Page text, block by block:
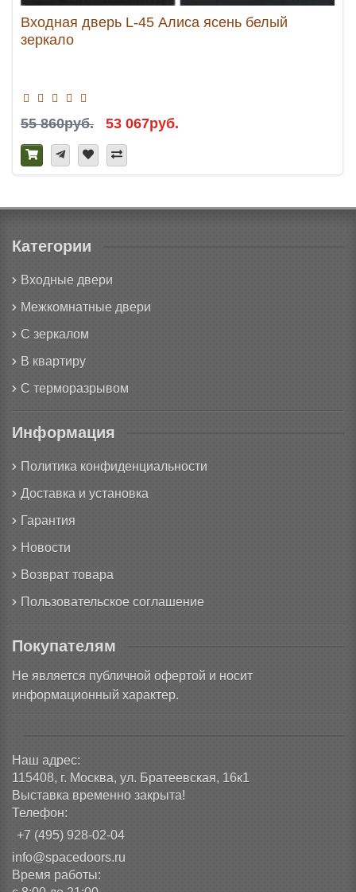
Входная дверь L-45 Алиса ясень белый
зеркало
55 860руб. 53 067руб.
Категории
Входные двери
Межкомнатные двери
С зеркалом
В квартиру
С терморазрывом
Информация
Политика конфиденциальности
Доставка и установка
Гарантия
Новости
Возврат товара
Пользовательское соглашение
Покупателям
Не является публичной офертой и носит
информационный характер.
Наш адрес:
115408, г. Москва, ул. Братеевская, 16к1
Выставка временно закрыта!
Телефон:
+7 (495) 928-02-04
info@spacedoors.ru
Время работы: